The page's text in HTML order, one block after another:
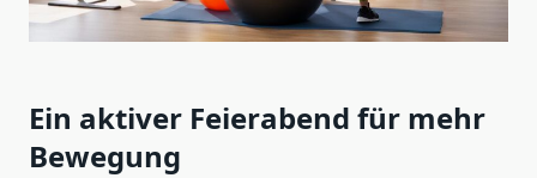
Ein aktiver Feierabend für mehr
Bewegung